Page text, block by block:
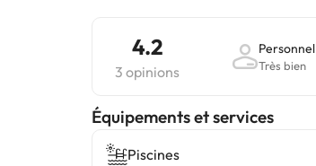
4.2
3 opinions
Personnel
Très bien
​Équipements et services
Piscines